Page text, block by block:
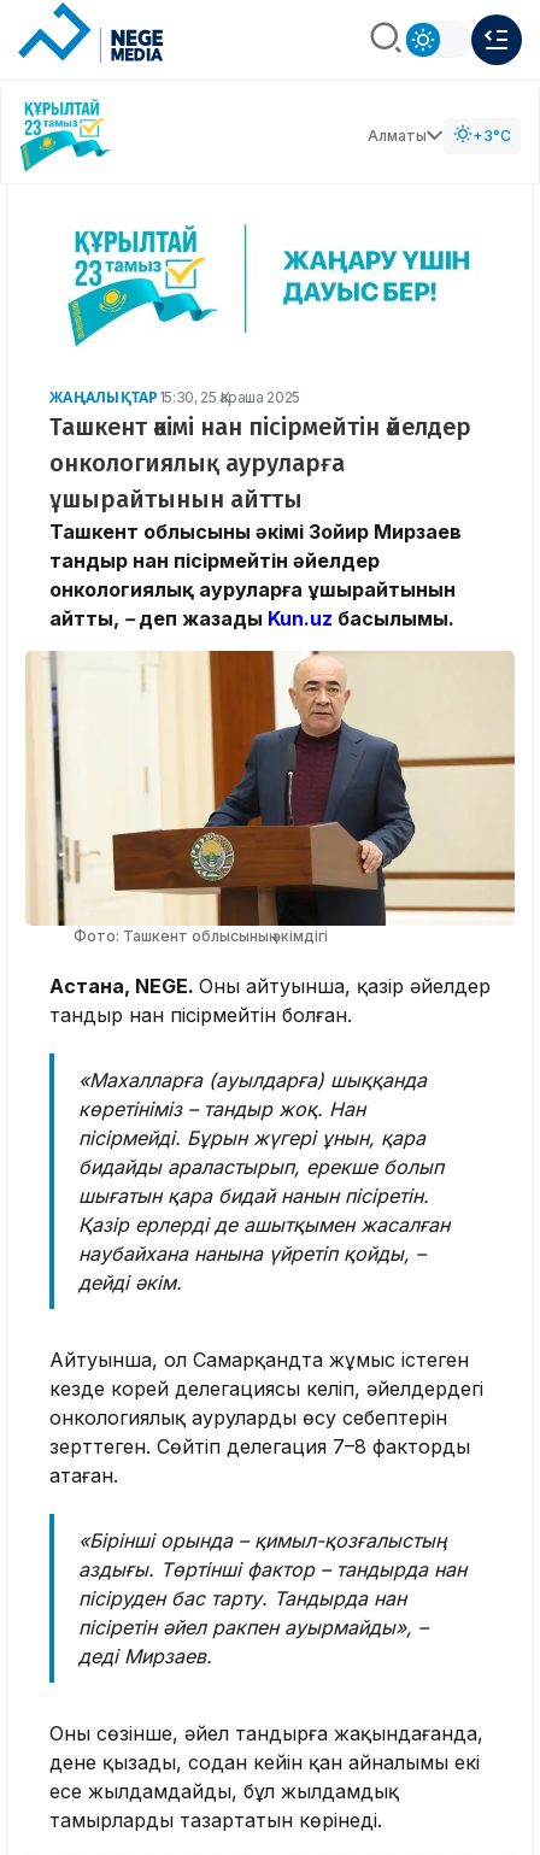
Алматы +3°C
ЖАҢАЛЫҚТАР 15:30, 25 Қараша 2025
Ташкент әкімі нан пісірмейтін әйелдер
онкологиялық ауруларға
ұшырайтынын айтты
Ташкент облысының әкімі Зойир Мирзаев
тандыр нан пісірмейтін әйелдер
онкологиялық ауруларға ұшырайтынын
айтты, –деп жазады Kun.uz басылымы.
Фото: Ташкент облысының әкімдігі
Астана, NEGE. Оның айтуынша, қазір әйелдер
тандыр нан пісірмейтін болған.
«Махалларға (ауылдарға) шыққанда
көретініміз – тандыр жоқ. Нан
пісірмейді. Бұрын жүгері ұнын, қара
бидайды араластырып, ерекше болып
шығатын қара бидай нанын пісіретін.
Қазір ерлерді де ашытқымен жасалған
наубайхана нанына үйретіп қойды, –
дейді әкім.
Айтуынша, ол Самарқандта жұмыс істеген
кезде корей делегациясы келіп, әйелдердегі
онкологиялық аурулардың өсу себептерін
зерттеген. Сөйтіп делегация 7–8 факторды
атаған.
«Бірінші орында – қимыл-қозғалыстың
аздығы. Төртінші фактор – тандырда нан
пісіруден бас тарту. Тандырда нан
пісіретін әйел ракпен ауырмайды», –
деді Мирзаев.
Оның сөзінше, әйел тандырға жақындағанда,
дене қызады, содан кейін қан айналымы екі
есе жылдамдайды, бұл жылдамдық
тамырларды тазартатын көрінеді.